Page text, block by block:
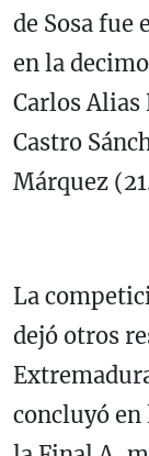
de Sosa
en la
Carlos Alias
Castro
Márquez
La
dejó otros
concluyó